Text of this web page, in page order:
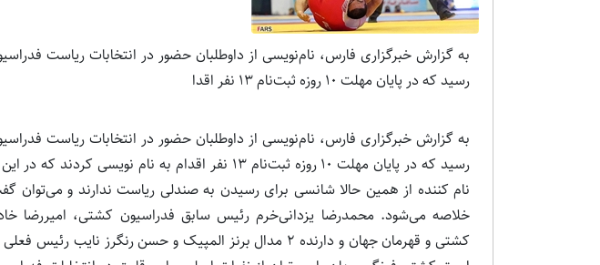
به گزارش خبرگزاری فارس، نام‌نویسی از داوطلبان حضور در انتخابات ریاست
رسید که در پایان مهلت 10 روزه ثبت‌نام 13 نفر اقدا
به گزارش خبرگزاری فارس، نام‌نویسی از داوطلبان حضور در انتخابات ریاست
رسید که در پایان مهلت 10 روزه ثبت‌نام 13 نفر اقدام به نام
خلاصه می‌شود. محمدرضا یزدانی‌خرم رئیس سابق فدراسیون کشتی، امیررضا
کشتی و قهرمان جهان و دارنده 2 مدال برنز المپیک و حسن رنگرز